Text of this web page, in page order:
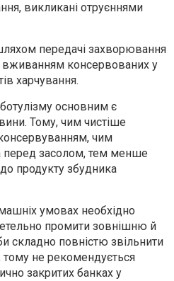
викликані отруєннями
передачі захворювання
консервованих у
харчування.
основним є
Тому, чим чистіше
чим
перед засолом, тем менше
продукту збудника
умовах необхідно
промити зовнішню й
складно повністю звільнити
тому не рекомендується
закритих банках у